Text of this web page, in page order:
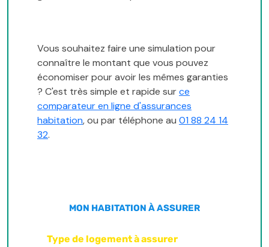
Vous souhaitez faire une simulation pour
connaître le montant que vous pouvez
économiser pour avoir les mêmes garanties
? C'est très simple et rapide surce
comparateur en ligne d'assurances
habitation, ou par téléphone au 01 88 24 14
32.